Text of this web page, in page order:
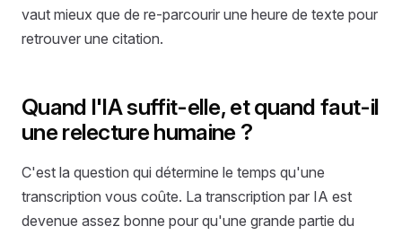
vaut mieux que de re-parcourir une heure de texte pour
retrouver une citation.
Quand l'IA suffit-elle, et quand faut-il
une relecture humaine ?
C'est la question qui détermine le temps qu'une
transcription vous coûte. La transcription par IA est
devenue assez bonne pour qu'une grande partie du